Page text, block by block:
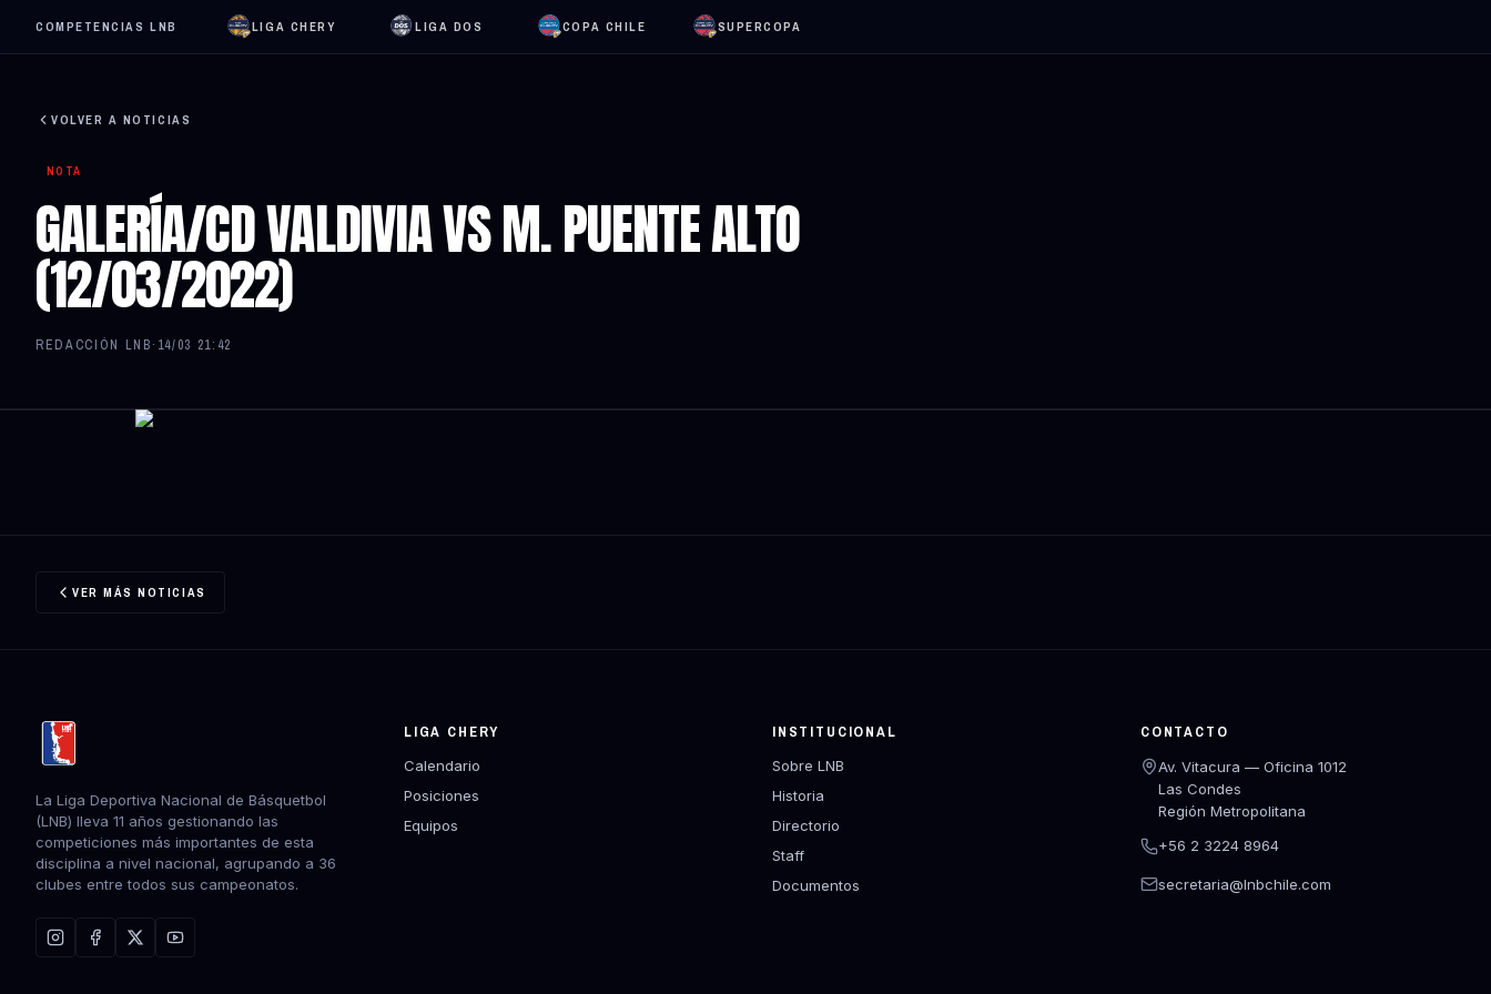
COMPETENCIAS LNB LIGA CHERY LIGA DOS COPA CHILE SUPERCOPA
VOLVER A NOTICIAS
NOTA
GALERÍA/CD VALDIVIA VS M. PUENTE ALTO
(12/03/2022)
REDACCIÓN LNB· 14/03 21:42
VER MÁS NOTICIAS
La Liga Deportiva Nacional de Básquetbol
(LNB) lleva 11 años gestionando las
competiciones más importantes de esta
disciplina a nivel nacional, agrupando a 36
clubes entre todos sus campeonatos.
LIGA CHERY
Calendario
Posiciones
Equipos
INSTITUCIONAL
Sobre LNB
Historia
Directorio
Staff
Documentos
CONTACTO
Av. Vitacura — Oficina 1012
Las Condes
Región Metropolitana
+56 2 3224 8964
secretaria@lnbchile.com